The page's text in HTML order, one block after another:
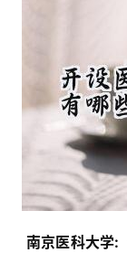
  南京医科大学: